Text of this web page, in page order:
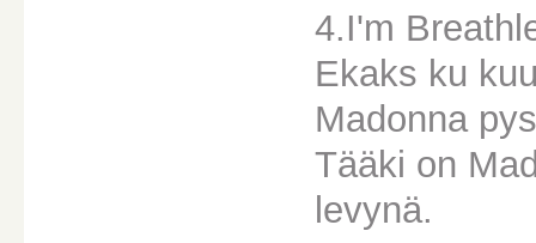
4.I'm
Ekaks ku
Madonna
Tääki on
levynä.